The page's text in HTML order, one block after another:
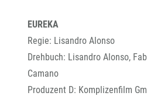
EUREKA
Regie: Lisandro Alonso
Drehbuch: Lisandro Alonso,
Camano
Produzent D: Komplizenfilm